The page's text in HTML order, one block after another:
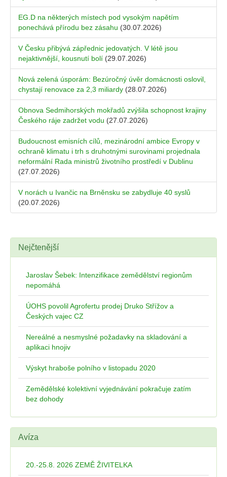
EG.D na některých místech pod vysokým napětím
ponechává přírodu bez zásahu (30.07.2026)
V Česku přibývá zápřednic jedovatých. V létě jsou
nejaktivnější, kousnutí bolí (29.07.2026)
Nová zelená úsporám: Bezúročný úvěr domácnosti oslovil,
chystají renovace za 2,3 miliardy (28.07.2026)
Obnova Sedmihorských mokřadů zvýšila schopnost krajiny
Českého ráje zadržet vodu (27.07.2026)
Budoucnost emisních cílů, mezinárodní ambice Evropy v
ochraně klimatu i trh s druhotnými surovinami projednala
neformální Rada ministrů životního prostředí v Dublinu
(27.07.2026)
V norách u Ivančic na Brněnsku se zabydluje 40 syslů
(20.07.2026)
Nejčtenější
Jaroslav Šebek: Intenzifikace zemědělství regionům
nepomáhá
ÚOHS povolil Agrofertu prodej Druko Střížov a
Českých vajec CZ
Nereálné a nesmyslné požadavky na skladování a
aplikaci hnojiv
Výskyt hraboše polního v listopadu 2020
Zemědělské kolektivní vyjednávání pokračuje zatím
bez dohody
Avíza
20.-25.8. 2026 ZEMĚ ŽIVITELKA